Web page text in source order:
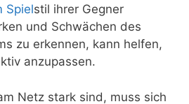
Spielstil ihrer Gegner
und Schwächen des
zu erkennen, kann helfen,
anzupassen.
Netz stark sind, muss sich